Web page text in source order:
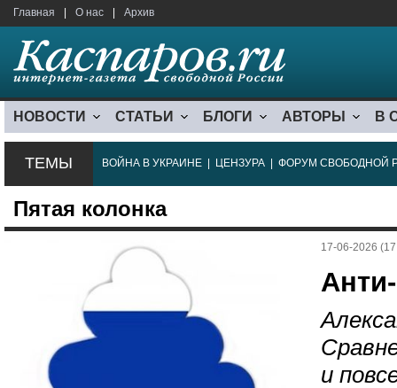
Главная О нас Архив
НОВОСТИ СТАТЬИ БЛОГИ АВТОРЫ В
ТЕМЫ ВОЙНА В УКРАИНЕ ЦЕНЗУРА ФОРУМ СВОБОДНОЙ
Пятая колонка
17-06-2026
и